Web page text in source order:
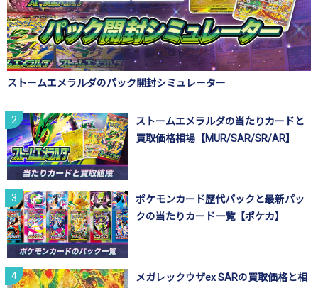
ストームエメラルダのパック開封シミュレーター
ストームエメラルダの当たりカードと
買取価格相場【MUR/SAR/SR/AR】
ポケモンカード歴代パックと最新パッ
クの当たりカード一覧【ポケカ】
メガレックウザex SARの買取価格と相